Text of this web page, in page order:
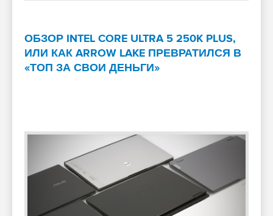
ОБЗОР INTEL CORE ULTRA 5 250K PLUS,
ИЛИ КАК ARROW LAKE ПРЕВРАТИЛСЯ В
«ТОП ЗА СВОИ ДЕНЬГИ»